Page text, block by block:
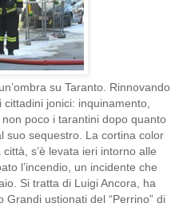
su Taranto. Rinnovando
jonici: inquinamento,
poco i tarantini dopo quanto
suo sequestro. La cortina color
s’è levata ieri intorno alle
l’incendio, un incidente che
Si tratta di Luigi Ancora, ha
ustionati del “Perrino” di